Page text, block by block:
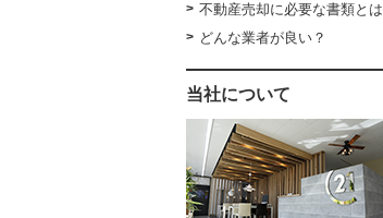
不動産売却に必要な書類とは
どんな業者が良い？
当社について